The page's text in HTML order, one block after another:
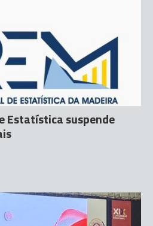
Estatística suspende